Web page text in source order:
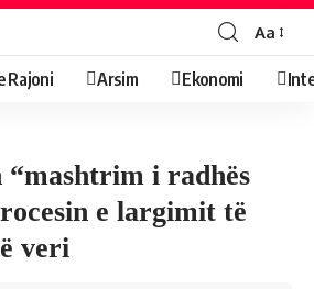
Aa
Rajoni Arsim Ekonomi
“mashtrim i radhës
e largimit të
veri